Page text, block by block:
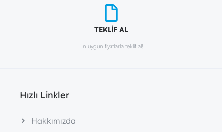
TEKLİF AL
En uygun fiyatlarla teklif al!
Hızlı Linkler
Hakkımızda